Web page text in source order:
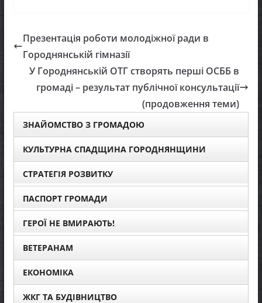
Презентація роботи молодіжної ради в
Городнянській гімназії
У Городнянській ОТГ створять перші ОСББ в
громаді – результат публічної консультації
(продовження теми)
ЗНАЙОМСТВО З ГРОМАДОЮ
КУЛЬТУРНА СПАДЩИНА ГОРОДНЯНЩИНИ
СТРАТЕГІЯ РОЗВИТКУ
ПАСПОРТ ГРОМАДИ
ГЕРОЇ НЕ ВМИРАЮТЬ!
ВЕТЕРАНАМ
ЕКОНОМІКА
ЖКГ ТА БУДІВНИЦТВО